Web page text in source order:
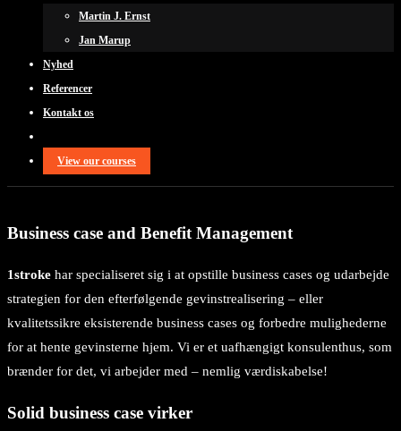
Martin J. Ernst
Jan Marup
Nyhed
Referencer
Kontakt os
View our courses
Business case and Benefit Management
1stroke har specialiseret sig i at opstille business cases og udarbejde
strategien for den efterfølgende gevinstrealisering – eller
kvalitetssikre eksisterende business cases og forbedre mulighederne
for at hente gevinsterne hjem. Vi er et uafhængigt konsulenthus, som
brænder for det, vi arbejder med – nemlig værdiskabelse!
Solid business case virker